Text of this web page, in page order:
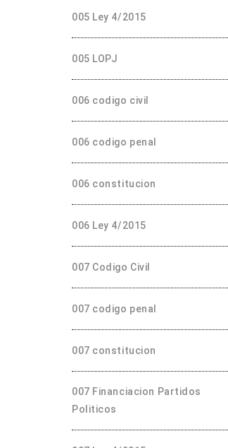
005 Ley 4/2015
005 LOPJ
006 codigo civil
006 codigo penal
006 constitucion
006 Ley 4/2015
007 Codigo Civil
007 codigo penal
007 constitucion
007 Financiacion Partidos
Politicos